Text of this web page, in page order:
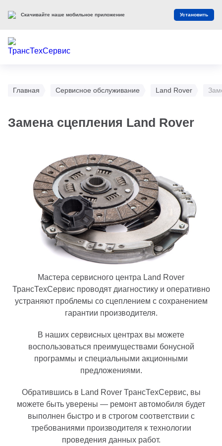
Главная Сервисное обслуживание Land Rover
Замена сцепления Land Rover
Мастера сервисного центра Land Rover
ТрансТехСервис проводят диагностику и оперативно
устраняют проблемы со сцеплением с сохранением
гарантии производителя.
В наших сервисных центрах вы можете
воспользоваться преимуществами бонусной
программы и специальными акционными
предложениями.
Обратившись в Land Rover ТрансТехСервис, вы
можете быть уверены — ремонт автомобиля будет
выполнен быстро и в строгом соответствии с
требованиями производителя к технологии
проведения данных работ.
Скачивайте наше мобильное приложение Установить